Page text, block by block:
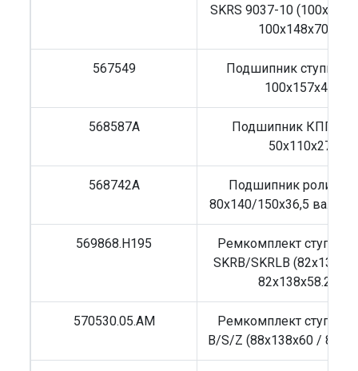
SKRS 9037-10
100x148x70,5)
567549
Подшипник ступицы
100x157x42
568587A
Подшипник КПП
50x110x27
568742A
Подшипник
80x140/150x36,5 вала
569868.H195
Ремкомплект ступицы
SKRB/SKRLB
82x138x58.25)
570530.05.AM
Ремкомплект ступицы
B/S/Z (88x138x60 /